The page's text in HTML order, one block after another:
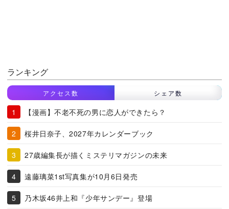
ランキング
アクセス数 シェア数
【漫画】不老不死の男に恋人ができたら？
桜井日奈子、2027年カレンダーブック
27歳編集長が描くミステリマガジンの未来
遠藤璃菜1st写真集が10月6日発売
乃木坂46井上和『少年サンデー』登場